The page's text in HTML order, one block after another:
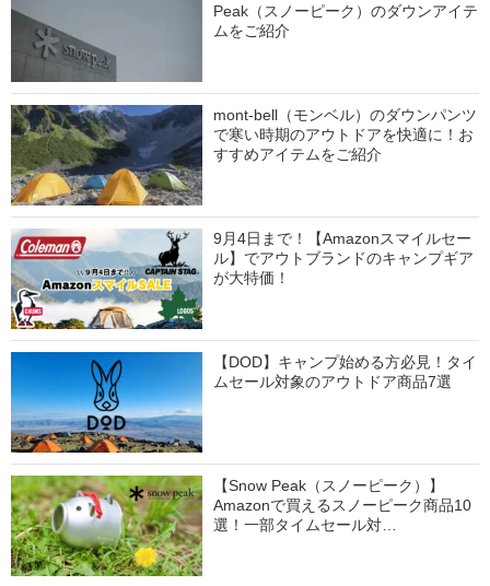
Peak（スノーピーク）のダウンアイテ
ムをご紹介
mont-bell（モンベル）のダウンパンツ
で寒い時期のアウトドアを快適に！お
すすめアイテムをご紹介
9月4日まで！【Amazonスマイルセー
ル】でアウトブランドのキャンプギア
が大特価！
【DOD】キャンプ始める方必見！タイ
ムセール対象のアウトドア商品7選
【Snow Peak（スノーピーク）】
Amazonで買えるスノーピーク商品10
選！一部タイムセール対…